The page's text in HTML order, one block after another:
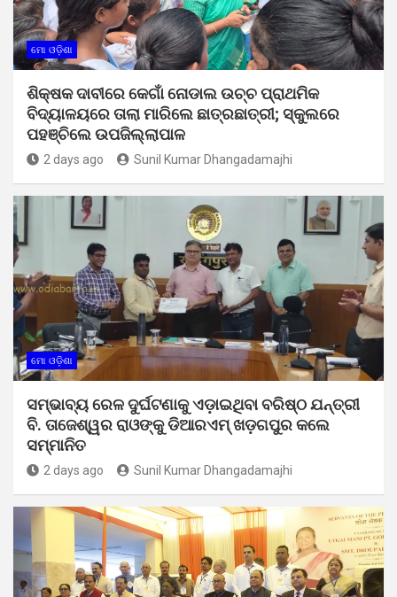
ମୋ ଓଡ଼ିଶା
ଶିକ୍ଷକ ଦାବୀରେ କେଗାଁ ନୋଡାଲ ଉଚ୍ଚ ପ୍ରାଥମିକ
ବିଦ୍ୟାଳୟରେ ତାଲା ମାରିଲେ ଛାତ୍ରଛାତ୍ରୀ; ସ୍କୁଲରେ
ପହଞ୍ଚିଲେ ଉପଜିଲ୍ଲାପାଳ
2 days ago Sunil Kumar Dhangadamajhi
ମୋ ଓଡ଼ିଶା
ସମ୍ଭାବ୍ୟ ରେଳ ଦୁର୍ଘଟଣାକୁ ଏଡ଼ାଇଥିବା ବରିଷ୍ଠ ଯନ୍ତ୍ରୀ
ବି. ତାଜେଶ୍ୱର ରାଓଙ୍କୁ ଡିଆରଏମ୍ ଖଡ଼ଗପୁର କଲେ
ସମ୍ମାନିତ
2 days ago Sunil Kumar Dhangadamajhi